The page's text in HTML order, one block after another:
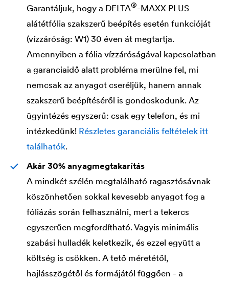
Garantáljuk, hogy a DELTA®-MAXX PLUS
alátétfólia szakszerű beépítés esetén funkcióját
(vízzáróság: W1) 30 éven át megtartja.
Amennyiben a fólia vízzáróságával kapcsolatban
a garanciaidő alatt probléma merülne fel, mi
nemcsak az anyagot cseréljük, hanem annak
szakszerű beépítéséről is gondoskodunk. Az
ügyintézés egyszerű: csak egy telefon, és mi
intézkedünk! Részletes garanciális feltételek itt
találhatók.
Akár 30% anyagmegtakarítás
A mindkét szélén megtalálható ragasztósávnak
köszönhetően sokkal kevesebb anyagot fog a
fóliázás során felhasználni, mert a tekercs
egyszerűen megfordítható. Vagyis minimális
szabási hulladék keletkezik, és ezzel együtt a
költség is csökken. A tető méretétől,
hajlásszögétől és formájától függően - a